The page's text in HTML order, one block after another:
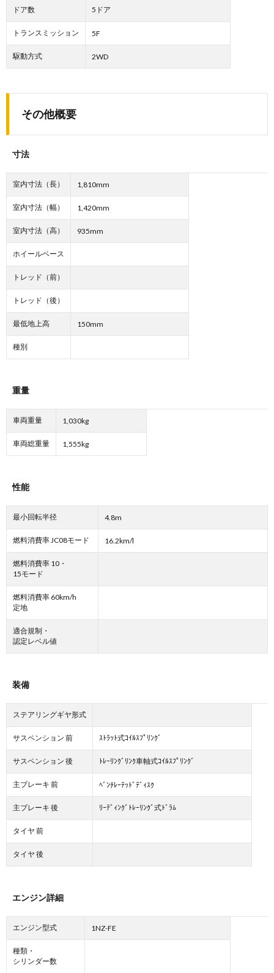
ドア数 5ドア
トランスミッション 5F
駆動方式 2WD
その他概要
寸法
室内寸法（長） 1,810mm
室内寸法（幅） 1,420mm
室内寸法（高） 935mm
ホイールベース
トレッド（前）
トレッド（後）
最低地上高 150mm
種別
重量
車両重量 1,030kg
車両総重量 1,555kg
性能
最小回転半径 4.8m
燃料消費率 JC08モード 16.2km/l
燃料消費率 10・
15モード
燃料消費率 60km/h
定地
適合規制・
認定レベル値
装備
ステアリングギヤ形式
サスペンション 前 ｽﾄﾗｯﾄ式ｺｲﾙｽﾌﾟﾘﾝｸﾞ
サスペンション 後 ﾄﾚｰﾘﾝｸﾞﾘﾝｸ車軸式ｺｲﾙｽﾌﾟﾘﾝｸﾞ
主ブレーキ 前 ﾍﾞﾝﾁﾚｰﾃｯﾄﾞﾃﾞｨｽｸ
主ブレーキ 後 ﾘｰﾃﾞｨﾝｸﾞﾄﾚｰﾘﾝｸﾞ式ﾄﾞﾗﾑ
タイヤ 前
タイヤ 後
エンジン詳細
エンジン型式 1NZ-FE
種類・
シリンダー数